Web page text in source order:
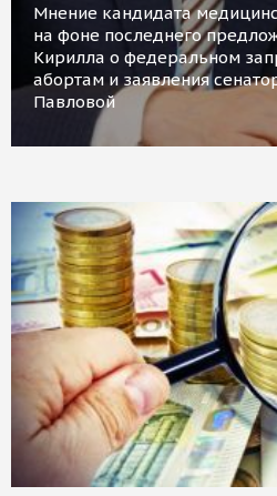
Мнение кандидата
на фоне последнего
Кирилла о федеральном
абортам и заявления
Павловой